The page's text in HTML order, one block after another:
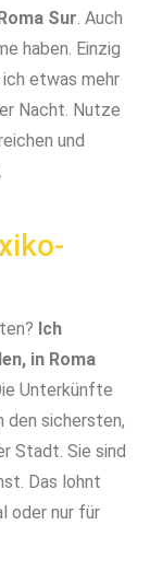
Sur. Auch
haben. Einzig
etwas mehr
Nacht. Nutze
und
Ich
in Roma
Unterkünfte
den sichersten,
Stadt. Sie sind
Das lohnt
oder nur für